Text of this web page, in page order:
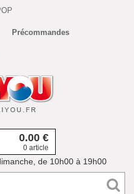
Précommandes
0.00 €
0 article
de 10h00 à 19h00